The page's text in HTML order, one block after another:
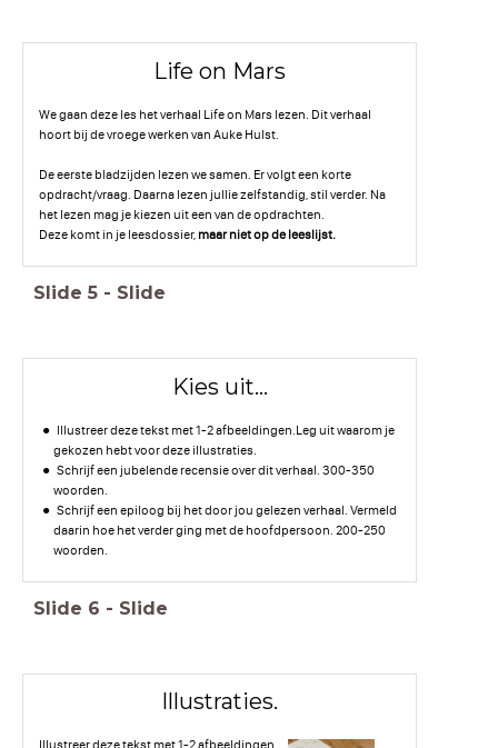
Life on Mars
We gaan deze les het verhaal Life on Mars lezen. Dit verhaal
hoort bij de vroege werken van Auke Hulst.
De eerste bladzijden lezen we samen. Er volgt een korte
opdracht/vraag. Daarna lezen jullie zelfstandig, stil verder. Na
het lezen mag je kiezen uit een van de opdrachten.
Deze komt in je leesdossier, maar niet op de leeslijst.
Slide 5 - Slide
Kies uit...
Illustreer deze tekst met 1-2 afbeeldingen.Leg uit waarom je
gekozen hebt voor deze illustraties.
Schrijf een jubelende recensie over dit verhaal. 300-350
woorden.
Schrijf een epiloog bij het door jou gelezen verhaal. Vermeld
daarin hoe het verder ging met de hoofdpersoon. 200-250
woorden.
Slide 6 - Slide
Illustraties.